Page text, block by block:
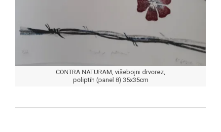
CONTRA NATURAM, višebojni drvorez,
poliptih (panel 8) 35x35cm